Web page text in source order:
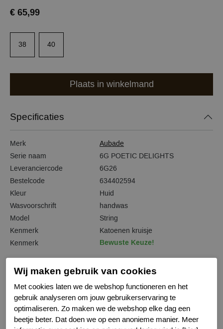
€ 65,99
38 40
Plaats in winkelmand
Specificaties
Merk
Aubade
Serie naam
6G POETIC DELIGHTS
Leveranciercode
6G26
Bestelcode
634402594
Kleur
Huid
Wasvoorschrift
handwas
Model
String
Kenmerk
Katoenen kruisje
Kenmerk
Bewuste Keuze!
Gerelateerde producten
Wij maken gebruik van cookies
Met cookies laten we de webshop functioneren en het
gebruik analyseren om jouw gebruikerservaring te
optimaliseren. Zo maken we de webshop elke dag een
beetje beter. Dat doen we op een anonieme manier. Meer